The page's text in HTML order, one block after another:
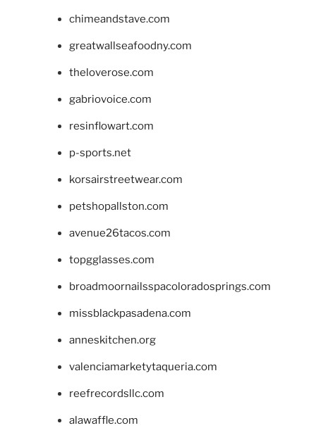
chimeandstave.com
greatwallseafoodny.com
theloverose.com
gabriovoice.com
resinflowart.com
p-sports.net
korsairstreetwear.com
petshopallston.com
avenue26tacos.com
topgglasses.com
broadmoornailsspacoloradosprings.com
missblackpasadena.com
anneskitchen.org
valenciamarketytaqueria.com
reefrecordsllc.com
alawaffle.com